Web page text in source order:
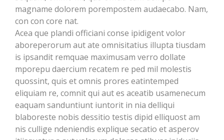
magname dolorem porempostem audaecabo. Nam,
con con core nat.
Acea que plandi officiani conse ipidigent volor
aboreperorum aut ate omnisitatius illupta tiusdam
is ipsandit remquae maximusam verro dollate
mporepu daercium recatem re ped mil molestis
quossint, quis et omnis prores eatintemped
eliquiam re, comnit qui aut es aceatib usamenecum
eaquam sanduntiunt iuntorit in nia delliqui
blaboreste nobis dessitio testis dipid elliquost am
nis cullige ndeniendis explique secatio et asperov